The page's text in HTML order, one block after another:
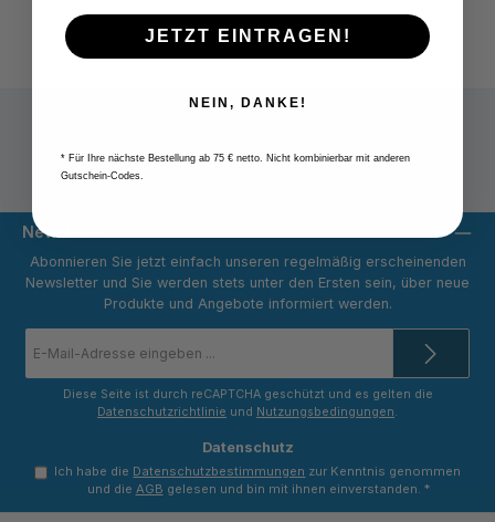
Newsletter
Abonnieren Sie jetzt einfach unseren regelmäßig erscheinenden
Newsletter und Sie werden stets unter den Ersten sein, über neue
Produkte und Angebote informiert werden.
Mail-
*
Diese Seite ist durch reCAPTCHA geschützt und es gelten die
Datenschutzrichtlinie und Nutzungsbedingungen.
Datenschutz
Ich habe die Datenschutzbestimmungen zur Kenntnis genommen
und die AGB gelesen und bin mit ihnen einverstanden. *
JETZT EINTRAGEN!
NEIN, DANKE!
* Für Ihre nächste Bestellung ab 75 € netto. Nicht kombinierbar mit anderen
Gutschein-Codes.